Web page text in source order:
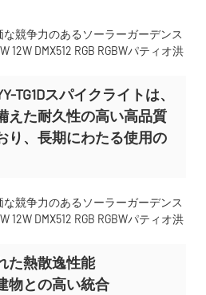
TG1Dスパイクライトは、
えた耐久性の高い高品質
り、長期にわたる使用の
た熱散逸性能
物との高い統合